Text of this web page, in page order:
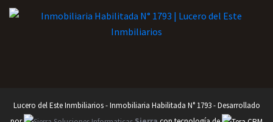
Lucero del Este Inmbiliarios - Inmobiliaria Habilitada N° 1793 - Desarrollado